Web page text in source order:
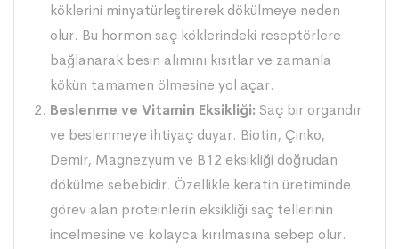
köklerini minyatürleştirerek dökülmeye neden
olur. Bu hormon saç köklerindeki reseptörlere
bağlanarak besin alımını kısıtlar ve zamanla
kökün tamamen ölmesine yol açar.
Beslenme ve Vitamin Eksikliği: Saç bir organdır
ve beslenmeye ihtiyaç duyar. Biotin, Çinko,
Demir, Magnezyum ve B12 eksikliği doğrudan
dökülme sebebidir. Özellikle keratin üretiminde
görev alan proteinlerin eksikliği saç tellerinin
incelmesine ve kolayca kırılmasına sebep olur.